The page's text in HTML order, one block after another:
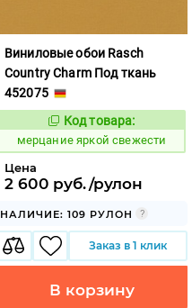
Виниловые обои Rasch
Country Charm Под ткань
452075
975833
Код товара:
мерцание яркой свежести
Цена
2 600 руб./рулон
НАЛИЧИЕ: 109 РУЛОН
Заказ в 1 клик
В корзину